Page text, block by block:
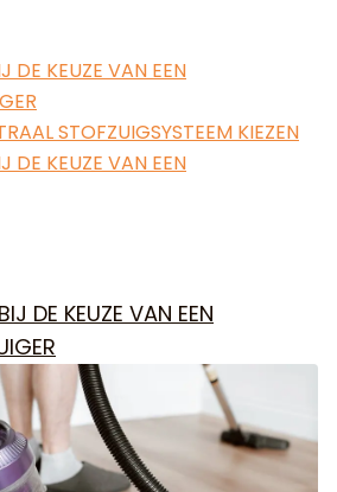
DE KEUZE VAN EEN
STOFZUIGSYSTEEM KIEZEN
DE KEUZE VAN EEN
DE KEUZE VAN EEN